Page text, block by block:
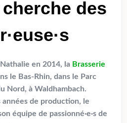
des
en 2014, la Brasserie
le Bas-Rhin, dans le Parc
Nord, à Waldhambach.
de production, le
équipe de passionné·e·s de